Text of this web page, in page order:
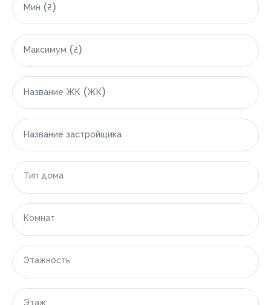
|-Гонио
|-Кобулети
|-Египет
|-Область Красного моря (Эль-Бахр-эль-Ахмар)
|-Хургада
|-Индонезия
|-Испания
|-Область Аликанте
|-Аликанте
Тип дома
Комнат
Этажность
Этаж